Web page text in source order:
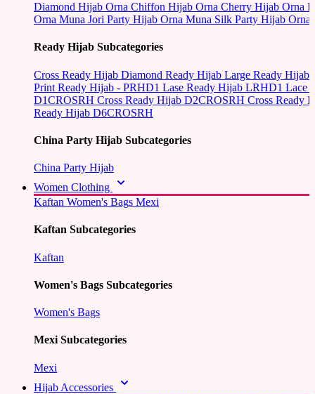
Diamond Hijab Orna Chiffon Hijab Orna Cherry Hijab Orna
Orna Muna Jori Party Hijab Orna Muna Silk Party Hijab Orna
Ready Hijab Subcategories
Cross Ready Hijab Diamond Ready Hijab Large Ready Hijab
Print Ready Hijab - PRHD1 Lase Ready Hijab LRHD1 Lace
D1CROSRH Cross Ready Hijab D2CROSRH Cross Ready
Ready Hijab D6CROSRH
China Party Hijab Subcategories
China Party Hijab
Women Clothing
Kaftan Women's Bags Mexi
Kaftan Subcategories
Kaftan
Women's Bags Subcategories
Women's Bags
Mexi Subcategories
Mexi
Hijab Accessories